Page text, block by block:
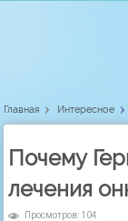
Главная Интересное
Почему
лечения
Просмотров: 104